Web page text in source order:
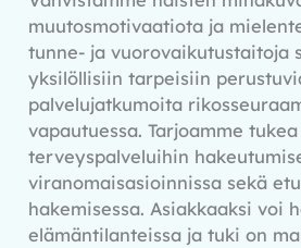
muutosmotivaatiota ja
tunne- ja vuorovaikutustaitoja
yksilöllisiin tarpeisiin
palvelujatkumoita
vapautuessa. Tarjoamme
terveyspalveluihin
viranomaisasioinnissa sekä
hakemisessa. Asiakkaaksi voi
elämäntilanteissa ja tuki on